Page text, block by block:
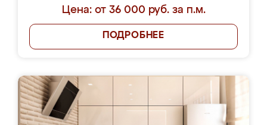
Цена: от 36 000 руб. за п.м.
ПОДРОБНЕЕ